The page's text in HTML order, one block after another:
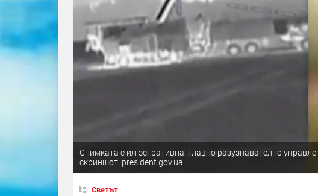
Снимката е илюстративна: Главно разузнавателно
скриншот, president.gov.ua
Светът